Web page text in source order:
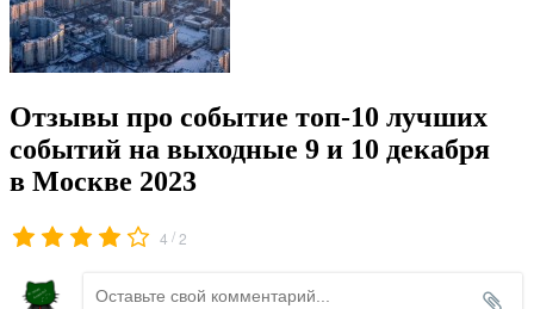
Отзывы про событие топ-10 лучших
событий на выходные 9 и 10 декабря
в Москве 2023
4 /2